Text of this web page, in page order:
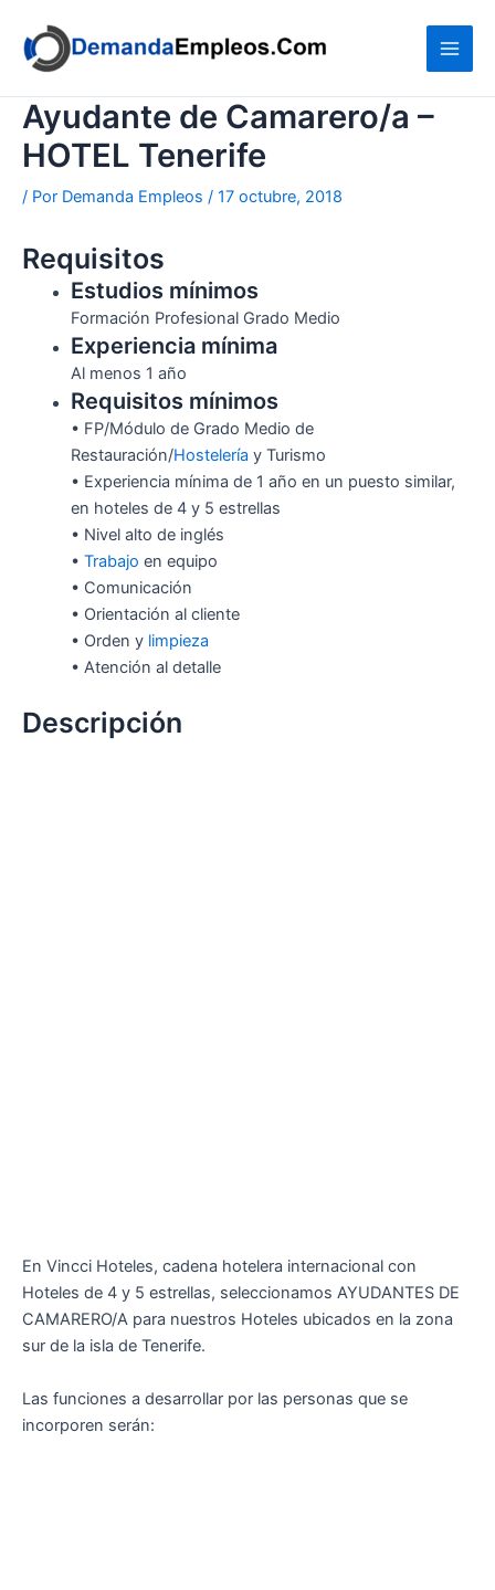
contenido
Ayudante de Camarero/a –
HOTEL Tenerife
/ Por Demanda Empleos / 17 octubre, 2018
Requisitos
Estudios mínimos
Formación Profesional Grado Medio
Experiencia mínima
Al menos 1 año
Requisitos mínimos
• FP/Módulo de Grado Medio de
Restauración/Hostelería y Turismo
• Experiencia mínima de 1 año en un puesto similar,
en hoteles de 4 y 5 estrellas
• Nivel alto de inglés
• Trabajo en equipo
• Comunicación
• Orientación al cliente
• Orden y limpieza
• Atención al detalle
Descripción
En Vincci Hoteles, cadena hotelera internacional con
Hoteles de 4 y 5 estrellas, seleccionamos AYUDANTES DE
CAMARERO/A para nuestros Hoteles ubicados en la zona
sur de la isla de Tenerife.
Las funciones a desarrollar por las personas que se
incorporen serán: